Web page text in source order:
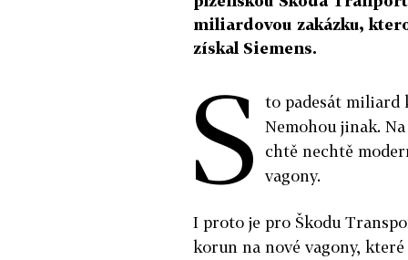
miliardovou zakázku,
získal Siemens.
S
to padesát miliard
Nemohou jinak.
chtě nechtě
vagony.
I proto je pro Škodu
korun na nové vagony,